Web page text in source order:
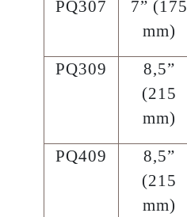
PQ307
7” (175
mm)
PQ309
8,5”
(215
mm)
PQ409
8,5”
(215
mm)